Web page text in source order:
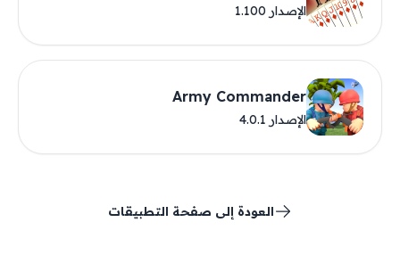
الإصدار 1.100
Army Commander
الإصدار 4.0.1
العودة إلى صفحة التطبيقات